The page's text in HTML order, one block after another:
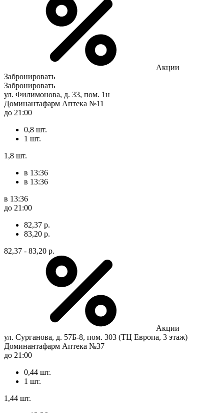
Акции
Забронировать
Забронировать
ул. Филимонова, д. 33, пом. 1н
Доминантафарм Аптека №11
до 21:00
0,8 шт.
1 шт.
1,8 шт.
в 13:36
в 13:36
в 13:36
до 21:00
82,37 р.
83,20 р.
82,37 - 83,20 р.
Акции
ул. Сурганова, д. 57Б-8, пом. 303 (ТЦ Европа, 3 этаж)
Доминантафарм Аптека №37
до 21:00
0,44 шт.
1 шт.
1,44 шт.